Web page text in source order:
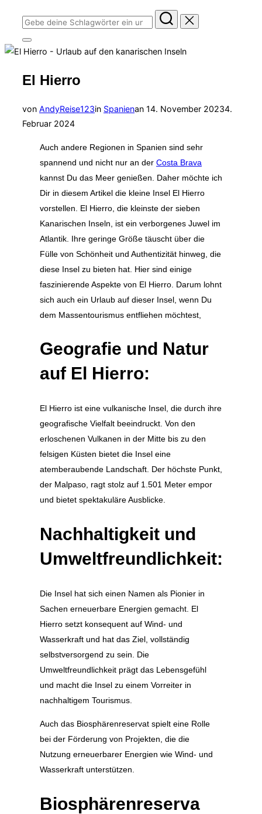
Suchen
nach:
Seitenleiste
&
El Hierro
von AndyReise123in Spanienan Veröffentlicht
14. November 20234.
Februar 2024
Auch andere Regionen in Spanien sind sehr
spannend und nicht nur an der Costa Brava
kannst Du das Meer genießen. Daher möchte ich
Dir in diesem Artikel die kleine Insel El Hierro
vorstellen. El Hierro, die kleinste der sieben
Kanarischen Inseln, ist ein verborgenes Juwel im
Atlantik. Ihre geringe Größe täuscht über die
Fülle von Schönheit und Authentizität hinweg, die
diese Insel zu bieten hat. Hier sind einige
faszinierende Aspekte von El Hierro. Darum lohnt
sich auch ein Urlaub auf dieser Insel, wenn Du
dem Massentourismus entfliehen möchtest,
Geografie und Natur
auf El Hierro:
El Hierro ist eine vulkanische Insel, die durch ihre
geografische Vielfalt beeindruckt. Von den
erloschenen Vulkanen in der Mitte bis zu den
felsigen Küsten bietet die Insel eine
atemberaubende Landschaft. Der höchste Punkt,
der Malpaso, ragt stolz auf 1.501 Meter empor
und bietet spektakuläre Ausblicke.
Nachhaltigkeit und
Umweltfreundlichkeit:
Die Insel hat sich einen Namen als Pionier in
Sachen erneuerbare Energien gemacht. El
Hierro setzt konsequent auf Wind- und
Wasserkraft und hat das Ziel, vollständig
selbstversorgend zu sein. Die
Umweltfreundlichkeit prägt das Lebensgefühl
und macht die Insel zu einem Vorreiter in
nachhaltigem Tourismus.
Auch das Biosphärenreservat spielt eine Rolle
bei der Förderung von Projekten, die die
Nutzung erneuerbarer Energien wie Wind- und
Wasserkraft unterstützen.
Biosphärenreserva